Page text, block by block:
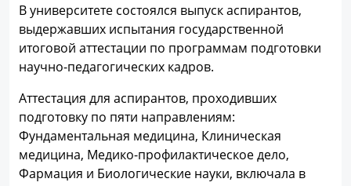
В университете состоялся выпуск аспирантов,
выдержавших испытания государственной
итоговой аттестации по программам подготовки
научно-педагогических кадров.
Аттестация для аспирантов, проходивших
подготовку по пяти направлениям:
Фундаментальная медицина, Клиническая
медицина, Медико-профилактическое дело,
Фармация и Биологические науки, включала в